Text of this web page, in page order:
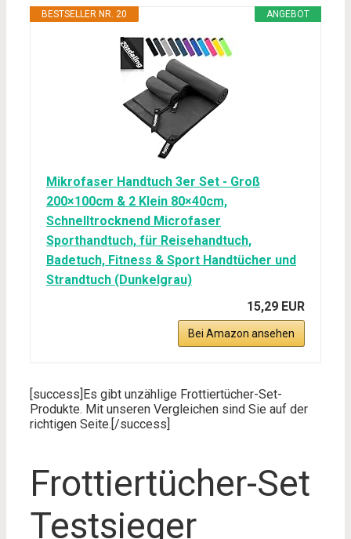
ANGEBOT
BESTSELLER NR. 20
Mikrofaser Handtuch 3er Set - Groß
200×100cm & 2 Klein 80×40cm,
Schnelltrocknend Microfaser
Sporthandtuch, für Reisehandtuch,
Badetuch, Fitness & Sport Handtücher und
Strandtuch (Dunkelgrau)
15,29 EUR
Bei Amazon ansehen
[success]Es gibt unzählige Frottiertücher-Set-
Produkte. Mit unseren Vergleichen sind Sie auf der
richtigen Seite.[/success]
Frottiertücher-Set
Testsieger